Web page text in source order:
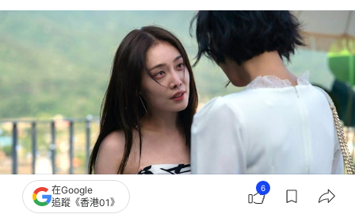
撰文：鬧鬧女巫店
在Google
追蹤《香港01》
6